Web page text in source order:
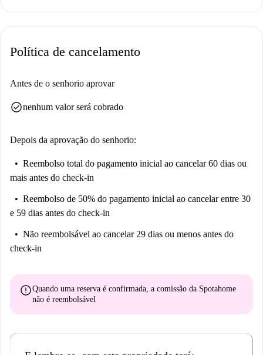
restaurantes nas proximidades. Pode desfrutar de cozinha local e
Mesón Jeromín, todos a uma curta distância a pé. Explore um bairro
garantindo que terá sempre um lugar para desfrutar de comida de
Política de cancelamento
Antes de o senhorio aprovar
check_circlenenhum valor será cobrado
Depois da aprovação do senhorio:
Reembolso total do pagamento inicial ao cancelar 60 dias ou
mais antes do check-in
Reembolso de 50% do pagamento inicial ao cancelar entre 30
e 59 dias antes do check-in
Não reembolsável ao cancelar 29 dias ou menos antes do
check-in
errorQuando uma reserva é confirmada, a comissão da Spotahome
não é reembolsável